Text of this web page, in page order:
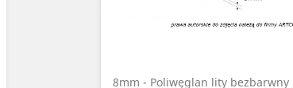
8mm - Poliwęglan lity bezbarwny